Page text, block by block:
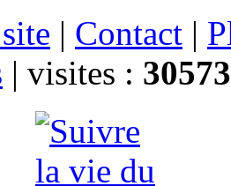
| Contact |
| visites :